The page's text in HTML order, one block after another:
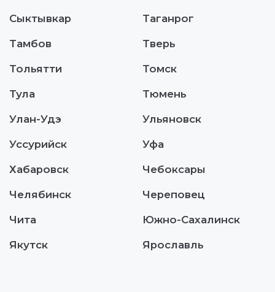
Сыктывкар Таганрог
Тамбов Тверь
Тольятти Томск
Тула Тюмень
Улан-Удэ Ульяновск
Уссурийск Уфа
Хабаровск Чебоксары
Челябинск Череповец
Чита Южно-Сахалинск
Якутск Ярославль